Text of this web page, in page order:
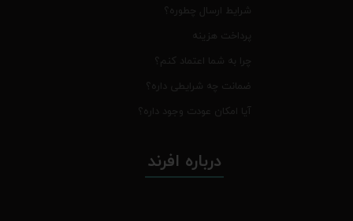
شرایط ارسال چطوره؟
پرداخت هزینه
چرا به شما اعتماد کنم؟
ضمانت چه شرایطی داره؟
آیا امکان عودت وجود داره؟
درباره افرند